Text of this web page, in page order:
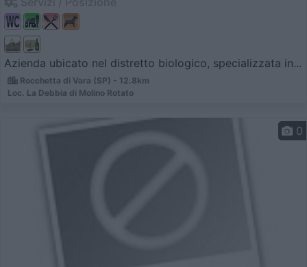
Azienda ubicato nel distretto biologico, specializzata in...
Rocchetta di Vara (SP) - 12.8km
Loc. La Debbia di Molino Rotato
0